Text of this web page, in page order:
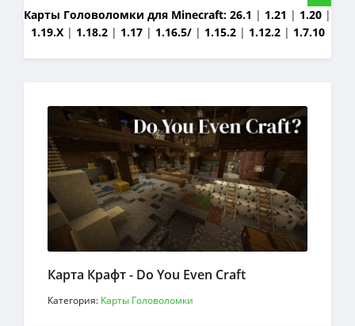
Карты Головоломки для Minecraft: 26.1 | 1.21 | 1.20 |
1.19.X | 1.18.2 | 1.17 | 1.16.5/ | 1.15.2 | 1.12.2 | 1.7.10
Карта Крафт - Do You Even Craft
Категория: Карты Головоломки